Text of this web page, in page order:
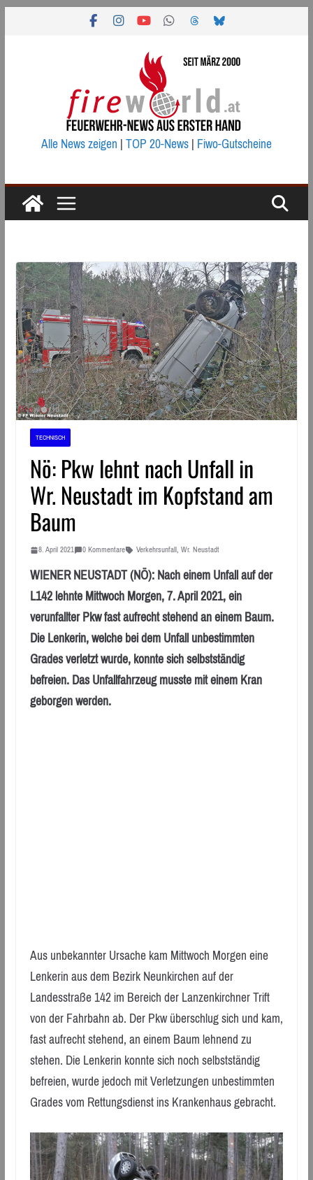
Alle News zeigen|TOP 20-News|Fiwo-Gutscheine
TECHNISCH
Nö: Pkw lehnt nach Unfall in
Wr. Neustadt im Kopfstand am
Baum
8. April 2021 0 Kommentare Verkehrsunfall, Wr. Neustadt
WIENER NEUSTADT (NÖ): Nach einem Unfall auf der
L142 lehnte Mittwoch Morgen, 7. April 2021, ein
verunfallter Pkw fast aufrecht stehend an einem Baum.
Die Lenkerin, welche bei dem Unfall unbestimmten
Grades verletzt wurde, konnte sich selbstständig
befreien. Das Unfallfahrzeug musste mit einem Kran
geborgen werden.
Aus unbekannter Ursache kam Mittwoch Morgen eine
Lenkerin aus dem Bezirk Neunkirchen auf der
Landesstraße 142 im Bereich der Lanzenkirchner Trift
von der Fahrbahn ab. Der Pkw überschlug sich und kam,
fast aufrecht stehend, an einem Baum lehnend zu
stehen. Die Lenkerin konnte sich noch selbstständig
befreien, wurde jedoch mit Verletzungen unbestimmten
Grades vom Rettungsdienst ins Krankenhaus gebracht.